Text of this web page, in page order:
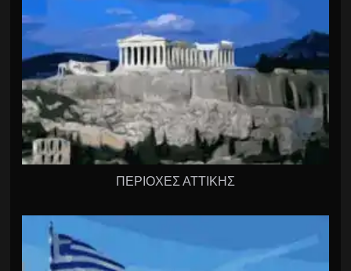
ΠΕΡΙΟΧΕΣ ΑΤΤΙΚΗΣ